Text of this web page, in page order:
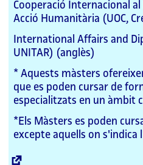
Cooperació Internacional
Acció Humanitària (UOC,
International Affairs and
UNITAR) (anglès)
* Aquests màsters
que es poden cursar de
especialitzats en un àmbit
*Els Màsters es poden
excepte aquells on s'indica